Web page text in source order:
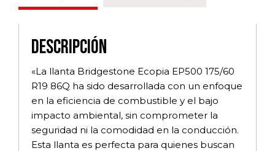
Descripción
«La llanta Bridgestone Ecopia EP500 175/60
R19 86Q ha sido desarrollada con un enfoque
en la eficiencia de combustible y el bajo
impacto ambiental, sin comprometer la
seguridad ni la comodidad en la conducción.
Esta llanta es perfecta para quienes buscan